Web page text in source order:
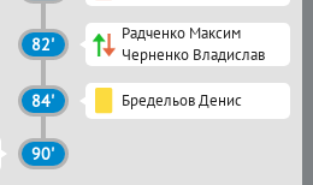
82'
Радченко Максим
Черненко Владислав
84' Бредельов Денис
90'